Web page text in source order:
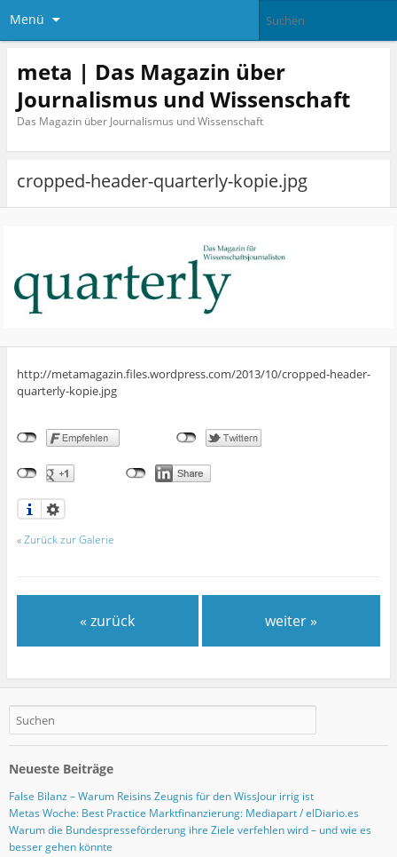
Menü
meta | Das Magazin über
Journalismus und Wissenschaft
Das Magazin über Journalismus und Wissenschaft
cropped-header-quarterly-kopie.jpg
http://metamagazin.files.wordpress.com/2013/10/cropped-header-
quarterly-kopie.jpg
«Zurück zur Galerie
« zurück weiter »
Neueste Beiträge
False Bilanz – Warum Reisins Zeugnis für den WissJour irrig ist
Metas Woche: Best Practice Marktfinanzierung: Mediapart / elDiario.es
Warum die Bundespresseförderung ihre Ziele verfehlen wird – und wie es
besser gehen könnte